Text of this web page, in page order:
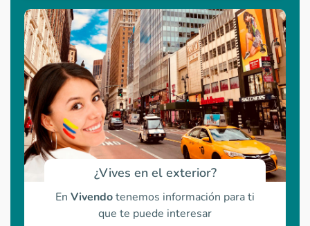
¿Vives en el exterior?
En Vivendotenemos información para ti
que te puede interesar